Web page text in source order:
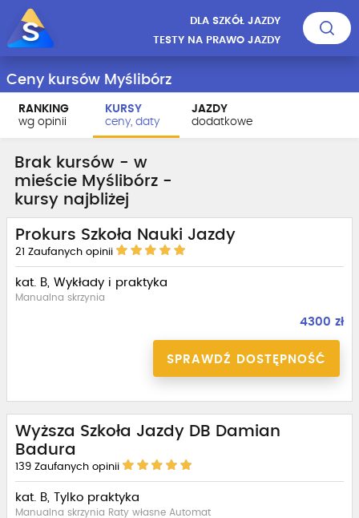
DLA SZKÓŁ JAZDY
TESTY NA PRAWO JAZDY
Ceny kursów Myślibórz
RANKING
wg opinii
KURSY
ceny, daty
JAZDY
dodatkowe
Brak kursów - w
mieście Myślibórz -
kursy najbliżej
Prokurs Szkoła Nauki Jazdy
21 Zaufanych opinii
kat. B, Wykłady i praktyka
Manualna skrzynia
4300 zł
SPRAWDŹ DOSTĘPNOŚĆ
Wyższa Szkoła Jazdy DB Damian
Badura
139 Zaufanych opinii
kat. B, Tylko praktyka
Manualna skrzynia Raty własne Automat